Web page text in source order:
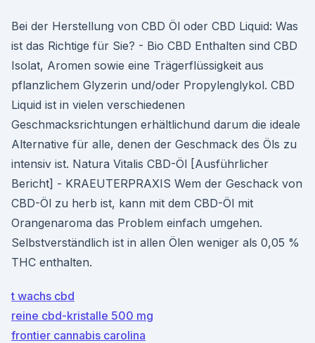
Bei der Herstellung von CBD Öl oder CBD Liquid: Was
ist das Richtige für Sie? - Bio CBD Enthalten sind CBD
Isolat, Aromen sowie eine Trägerflüssigkeit aus
pflanzlichem Glyzerin und/oder Propylenglykol. CBD
Liquid ist in vielen verschiedenen
Geschmacksrichtungen erhältlichund darum die ideale
Alternative für alle, denen der Geschmack des Öls zu
intensiv ist. Natura Vitalis CBD-Öl [Ausführlicher
Bericht] - KRAEUTERPRAXIS Wem der Geschack von
CBD-Öl zu herb ist, kann mit dem CBD-Öl mit
Orangenaroma das Problem einfach umgehen.
Selbstverständlich ist in allen Ölen weniger als 0,05 %
THC enthalten.
t wachs cbd
reine cbd-kristalle 500 mg
frontier cannabis carolina